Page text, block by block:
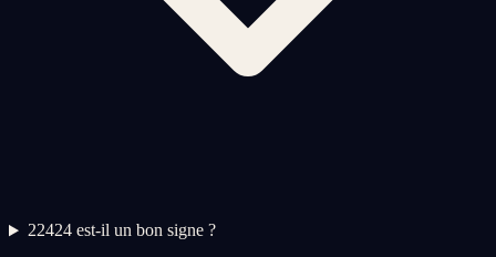
22424 est-il un bon signe ?